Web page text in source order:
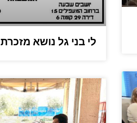
לי בני גל נושא מזכרת